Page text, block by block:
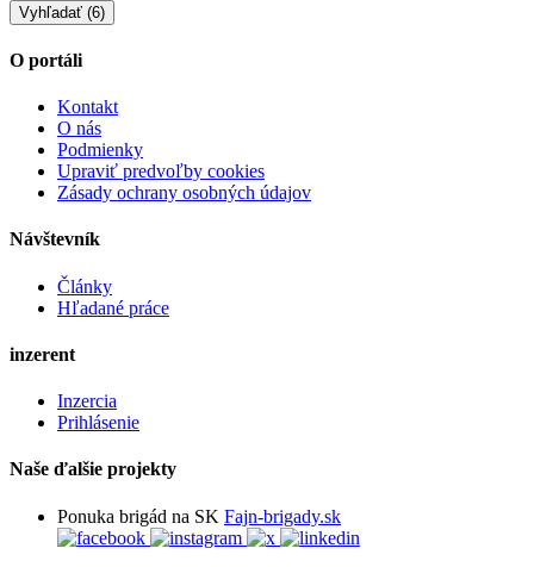
O portáli
Kontakt
O nás
Podmienky
Upraviť predvoľby cookies
Zásady ochrany osobných údajov
Návštevník
Články
Hľadané práce
inzerent
Inzercia
Prihlásenie
Naše ďalšie projekty
Ponuka brigád na SK Fajn-brigady.sk